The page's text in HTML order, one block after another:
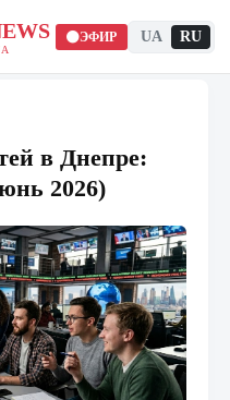
ЭФИР UA RU
в Днепре:
2026)